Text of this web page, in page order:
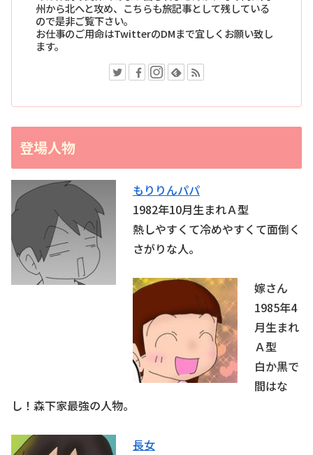
州から北へと攻め、こちらも旅記事として残している
ので是非ご覧下さい。
お仕事のご用命はTwitterのDMまで宜しくお願い致し
ます。
登場人物
もりりんパパ
1982年10月生まれＡ型
熱しやすくて冷めやすくて面倒く
さがりな人。
嫁さん
1985年4
月生まれ
Ａ型
白か黒で
間はな
し！森下家最強の人物。
長女